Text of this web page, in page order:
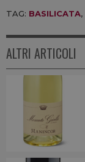
TAG: BASILICATA,
ALTRI ARTICOLI